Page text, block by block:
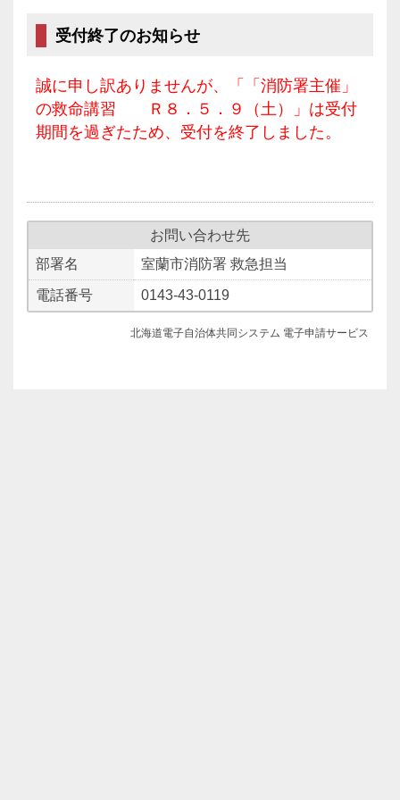
受付終了のお知らせ
誠に申し訳ありませんが、「「消防署主催」
の救命講習 Ｒ８．５．９（土）」は受付
期間を過ぎたため、受付を終了しました。
お問い合わせ先
部署名
室蘭市消防署 救急担当
電話番号 0143-43-0119
北海道電子自治体共同システム 電子申請サービス